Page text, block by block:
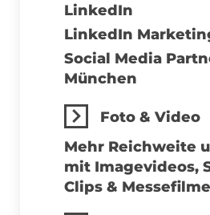
LinkedIn
LinkedIn
Social Media
München
Foto & Video
Mehr Reichweite
mit Imagevideos,
Clips &